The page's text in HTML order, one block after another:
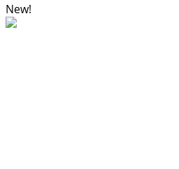
New!